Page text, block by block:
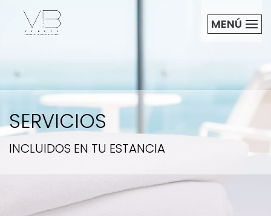
MENÚ
SERVICIOS
INCLUIDOS EN TU ESTANCIA